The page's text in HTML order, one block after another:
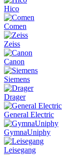
Hico
Comen
Zeiss
Canon
Siemens
Drager
General Electric
GymnaUniphy
Leisegang